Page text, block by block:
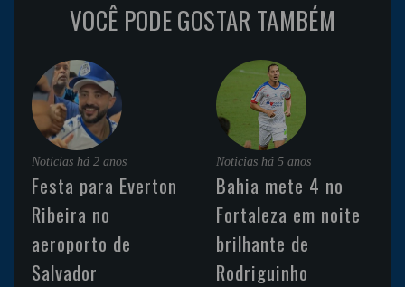
VOCÊ PODE GOSTAR TAMBÉM
Noticias há 2 anos
Festa para Everton
Ribeira no
aeroporto de
Salvador
Noticias há 5 anos
Bahia mete 4 no
Fortaleza em noite
brilhante de
Rodriguinho